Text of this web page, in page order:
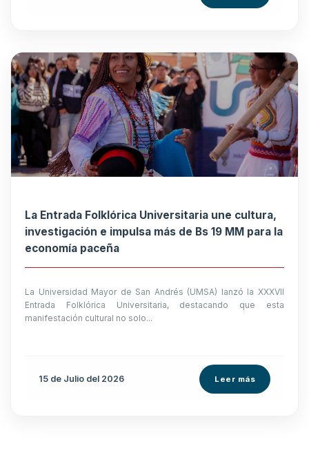
La Entrada Folklórica Universitaria une cultura,
investigación e impulsa más de Bs 19 MM para la
economía paceña
La Universidad Mayor de San Andrés (UMSA) lanzó la XXXVII
Entrada Folklórica Universitaria, destacando que esta
manifestación cultural no solo...
15 de Julio del 2026 Leer más